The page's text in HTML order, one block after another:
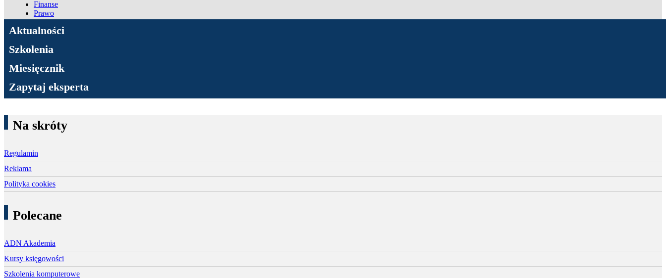
Finanse
Prawo
ADN Podatki
Aktualności
Szkolenia
Miesięcznik
Zapytaj eksperta
Na skróty
Regulamin
Reklama
Polityka cookies
Polecane
ADN Akademia
Kursy księgowości
Szkolenia komputerowe